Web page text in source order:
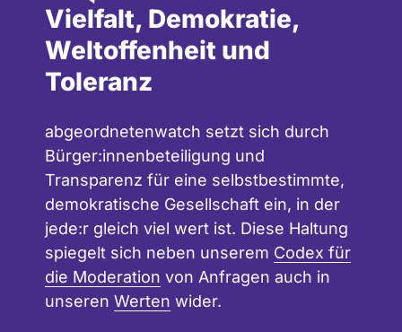
Vielfalt, Demokratie,
Weltoffenheit und
Toleranz
abgeordnetenwatch setzt sich durch
Bürger:innenbeteiligung und
Transparenz für eine selbstbestimmte,
demokratische Gesellschaft ein, in der
jede:r gleich viel wert ist. Diese Haltung
spiegelt sich neben unserem Codex für
die Moderation von Anfragen auch in
unseren Werten wider.